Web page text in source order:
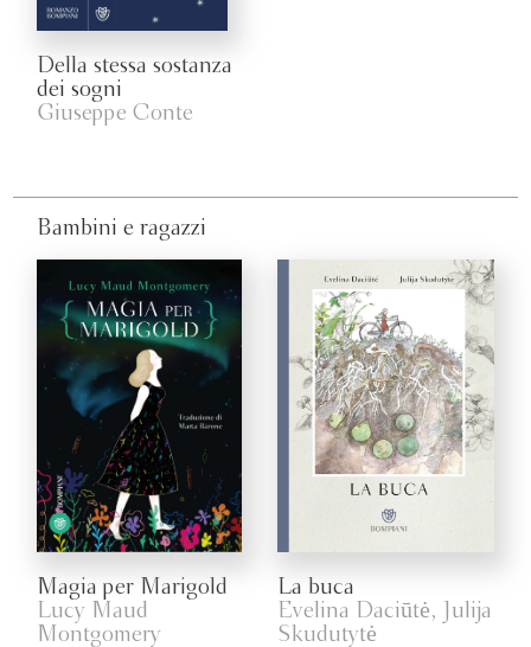
Della stessa sostanza
dei sogni
Giuseppe Conte
Bambini e ragazzi
Magia per Marigold
Lucy Maud
Montgomery
La buca
Evelina Daciūtė, Julija
Skudutytė